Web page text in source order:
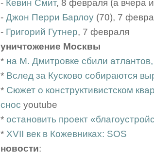
- Кевин Смит, 8 февраля (а вчера
- Джон Перри Барлоу (70), 7
- Григорий Гутнер, 7 февраля
уничтожение Москвы
* на М. Дмитровке сбили
* Вслед за Кусково собираются
* Сюжет о конструктивистском
снос youtube
* остановить проект
* XVII век в Кожевниках: SOS
новости: